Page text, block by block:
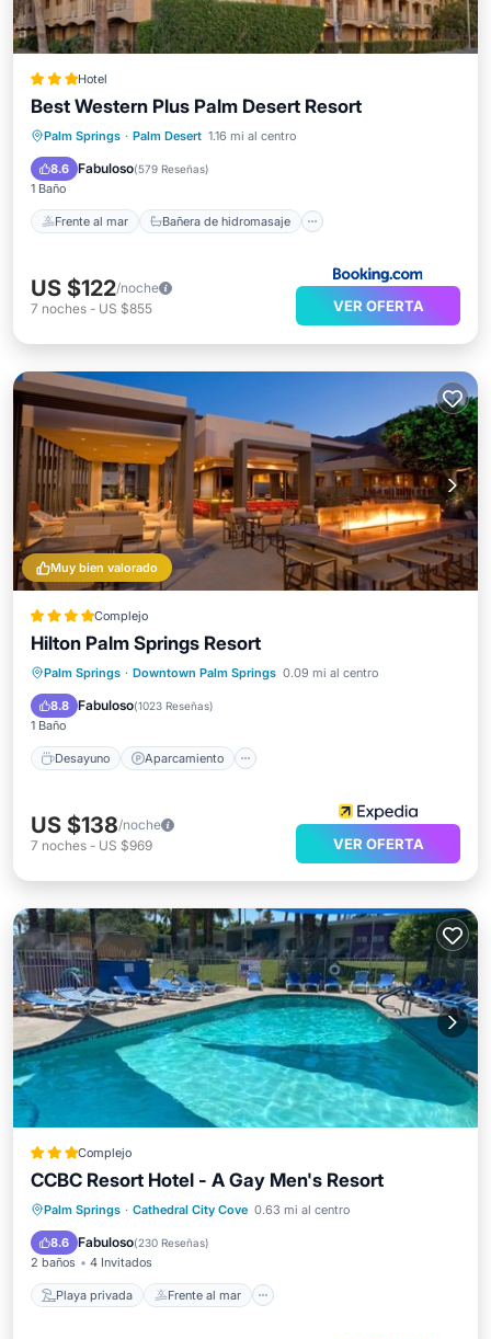
Hotel
Best Western Plus Palm Desert Resort
Palm Springs · Palm Desert 1.16 mi al centro
8.6 Fabuloso(579 Reseñas)
1 Baño
Frente al mar Bañera de hidromasaje
Frente al mar
Bañera de hidromasaje
Desayuno
US $122/noche
7 noches - US $855 VER OFERTA
Muy bien valorado
Complejo
Hilton Palm Springs Resort
Palm Springs · Downtown Palm Springs 0.09 mi al centro
8.8 Fabuloso(1023 Reseñas)
1 Baño
Desayuno Aparcamiento
Desayuno Aparcamiento
Piscina
Spa
US $138/noche
7 noches - US $969 VER OFERTA
Complejo
CCBC Resort Hotel - A Gay Men's Resort
Palm Springs · Cathedral City Cove 0.63 mi al centro
8.6 Fabuloso(230 Reseñas)
2 baños 4 Invitados
Playa privada Frente al mar
Playa privada
Frente al mar
Bañera de hidromasaje